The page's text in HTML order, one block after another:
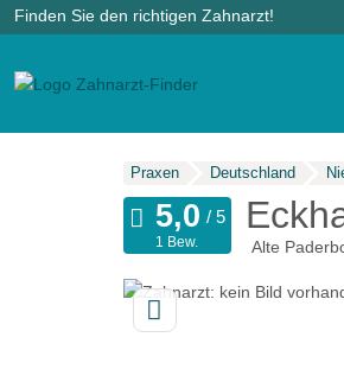
Finden Sie den richtigen Zahnarzt!
Praxen Deutschland
Alte
1 Bew.